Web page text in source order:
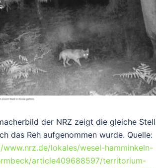
der NRZ zeigt die gleiche
das Reh aufgenommen wurde. Quelle:
www.nrz.de/lokales/wesel-hamminkeln-
article409688597/territorium-